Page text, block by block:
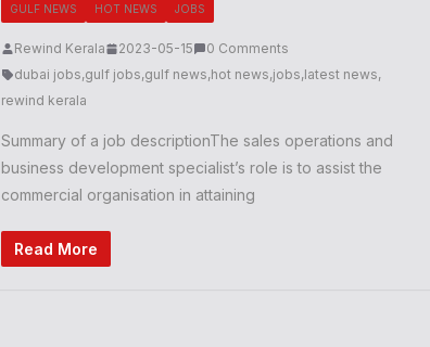
GULF NEWS HOT NEWS JOBS
Rewind Kerala 2023-05-15
0 Comments
dubai jobs,gulf jobs,gulf news,hot news,jobs,latest news,
rewind kerala
Summary of a job descriptionThe sales operations and
business development specialist’s role is to assist the
commercial organisation in attaining
Read More